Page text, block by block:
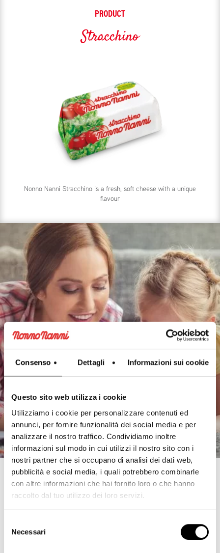
Consenso Dettagli Informazioni sui cookie
Questo sito web utilizza i cookie
Utilizziamo i cookie per personalizzare contenuti ed
annunci, per fornire funzionalità dei social media e per
analizzare il nostro traffico. Condividiamo inoltre
informazioni sul modo in cui utilizzi il nostro sito con i
nostri partner che si occupano di analisi dei dati web,
pubblicità e social media, i quali potrebbero combinarle
con altre informazioni che hai fornito loro o che hanno
raccolto dal tuo utilizzo dei loro servizi.
delNecessari
PRODUCT
Stracchino
Nonno Nanni Stracchino is a fresh, soft cheese with a unique
flavour
MOMENT OF TASTE
Aunts and uncles’ day
Discover more
RECIPES WITH STRACCHINO
Inspired by flavours